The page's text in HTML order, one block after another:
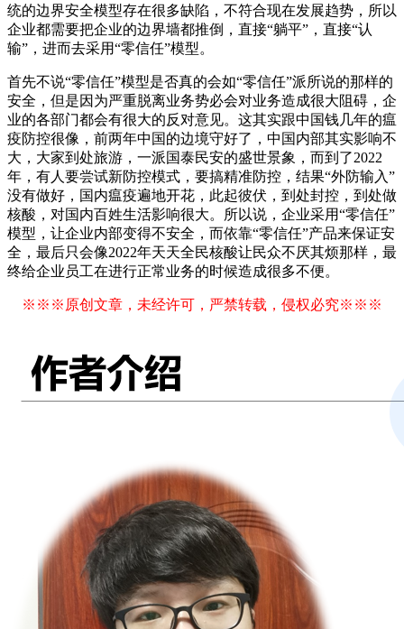
统的边界安全模型存在很多缺陷，不符合现在发展趋势，所以
企业都需要把企业的边界墙都推倒，直接“躺平”，直接“认
输”，进而去采用“零信任”模型。
首先不说“零信任”模型是否真的会如“零信任”派所说的那样的
安全，但是因为严重脱离业务势必会对业务造成很大阻碍，企
业的各部门都会有很大的反对意见。这其实跟中国钱几年的瘟
疫防控很像，前两年中国的边境守好了，中国内部其实影响不
大，大家到处旅游，一派国泰民安的盛世景象，而到了2022
年，有人要尝试新防控模式，要搞精准防控，结果“外防输入”
没有做好，国内瘟疫遍地开花，此起彼伏，到处封控，到处做
核酸，对国内百姓生活影响很大。所以说，企业采用“零信任”
模型，让企业内部变得不安全，而依靠“零信任”产品来保证安
全，最后只会像2022年天天全民核酸让民众不厌其烦那样，最
终给企业员工在进行正常业务的时候造成很多不便。
※※※原创文章，未经许可，严禁转载，侵权必究※※※